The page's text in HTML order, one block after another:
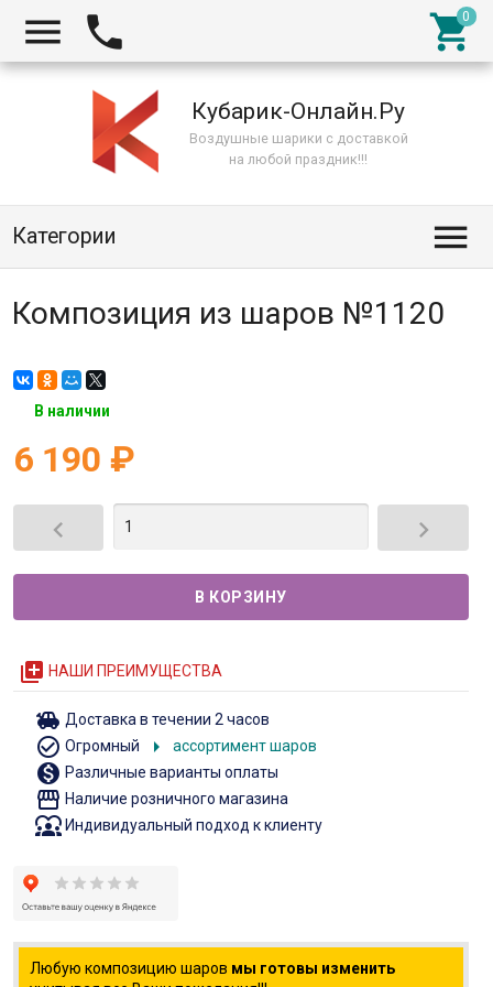
  
Кубарик-Онлайн.Ру
Воздушные шарики с доставкой
на любой праздник!!!
Категории 
Композиция из шаров №1120
В наличии
6 190 ₽
 
queue НАШИ ПРЕИМУЩЕСТВА
toys Доставка в течении 2 часов
check_circle_outline Огромный arrow_right ассортимент шаров
monetization_on Различные варианты оплаты
storefront Наличие розничного магазина
diversity_1Индивидуальный подход к клиенту
Любую композицию шаров мы готовы изменить